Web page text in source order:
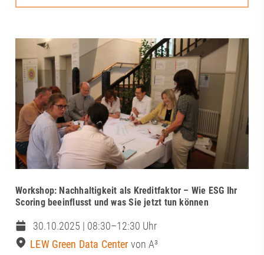
Workshop: Nachhaltigkeit als Kreditfaktor – Wie ESG Ihr
Scoring beeinflusst und was Sie jetzt tun können
30.10.2025 | 08:30–12:30 Uhr
LEW Green Data Center von A³